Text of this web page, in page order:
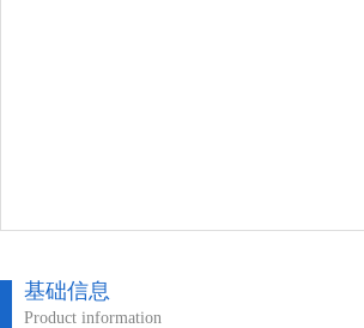
基础信息
Product information